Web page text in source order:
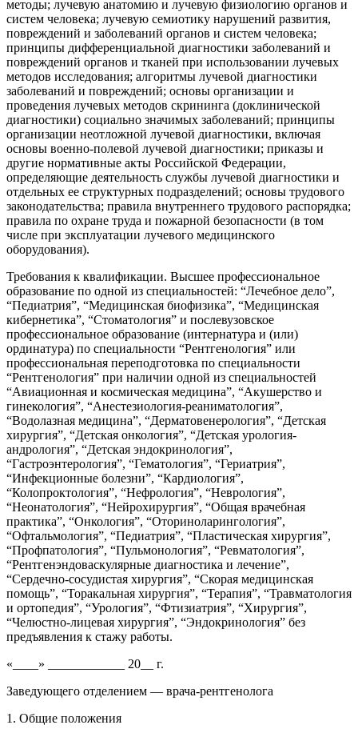
методы; лучевую анатомию и лучевую физиологию органов и
систем человека; лучевую семиотику нарушений развития,
повреждений и заболеваний органов и систем человека;
принципы дифференциальной диагностики заболеваний и
повреждений органов и тканей при использовании лучевых
методов исследования; алгоритмы лучевой диагностики
заболеваний и повреждений; основы организации и
проведения лучевых методов скрининга (доклинической
диагностики) социально значимых заболеваний; принципы
организации неотложной лучевой диагностики, включая
основы военно-полевой лучевой диагностики; приказы и
другие нормативные акты Российской Федерации,
определяющие деятельность службы лучевой диагностики и
отдельных ее структурных подразделений; основы трудового
законодательства; правила внутреннего трудового распорядка;
правила по охране труда и пожарной безопасности (в том
числе при эксплуатации лучевого медицинского
оборудования).
Требования к квалификации. Высшее профессиональное
образование по одной из специальностей: “Лечебное дело”,
“Педиатрия”, “Медицинская биофизика”, “Медицинская
кибернетика”, “Стоматология” и послевузовское
профессиональное образование (интернатура и (или)
ординатура) по специальности “Рентгенология” или
профессиональная переподготовка по специальности
“Рентгенология” при наличии одной из специальностей
“Авиационная и космическая медицина”, “Акушерство и
гинекология”, “Анестезиология-реаниматология”,
“Водолазная медицина”, “Дерматовенерология”, “Детская
хирургия”, “Детская онкология”, “Детская урология-
андрология”, “Детская эндокринология”,
“Гастроэнтерология”, “Гематология”, “Гериатрия”,
“Инфекционные болезни”, “Кардиология”,
“Колопроктология”, “Нефрология”, “Неврология”,
“Неонатология”, “Нейрохирургия”, “Общая врачебная
практика”, “Онкология”, “Оториноларингология”,
“Офтальмология”, “Педиатрия”, “Пластическая хирургия”,
“Профпатология”, “Пульмонология”, “Ревматология”,
“Рентгенэндоваскулярные диагностика и лечение”,
“Сердечно-сосудистая хирургия”, “Скорая медицинская
помощь”, “Торакальная хирургия”, “Терапия”, “Травматология
и ортопедия”, “Урология”, “Фтизиатрия”, “Хирургия”,
“Челюстно-лицевая хирургия”, “Эндокринология” без
предъявления к стажу работы.
«____» ____________ 20__ г.
Заведующего отделением — врача-рентгенолога
1. Общие положения